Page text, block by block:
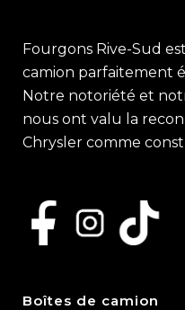
Fourgons Rive-Sud
camion parfaitement
Notre notoriété et
nous ont valu la
Chrysler comme
Boîtes de camion